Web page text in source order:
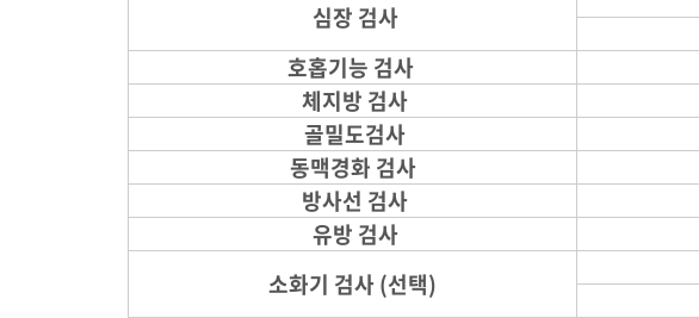
심장 검사
호홉기능 검사
체지방 검사
골밀도검사
동맥경화 검사
방사선 검사
유방 검사
소화기 검사(선택)